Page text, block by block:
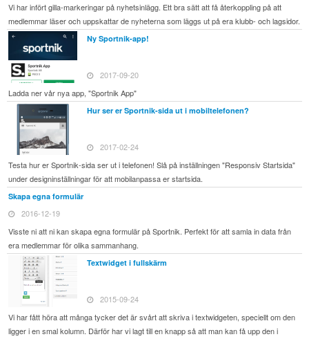
Vi har infört gilla-markeringar på nyhetsinlägg. Ett bra sätt att få återkoppling på att
medlemmar läser och uppskattar de nyheterna som läggs ut på era klubb- och lagsidor.
Ny Sportnik-app!
2017-09-20
Ladda ner vår nya app, "Sportnik App"
Hur ser er Sportnik-sida ut i mobiltelefonen?
2017-02-24
Testa hur er Sportnik-sida ser ut i telefonen! Slå på inställningen "Responsiv Startsida"
under designinställningar för att mobilanpassa er startsida.
Skapa egna formulär
2016-12-19
Visste ni att ni kan skapa egna formulär på Sportnik. Perfekt för att samla in data från
era medlemmar för olika sammanhang.
Textwidget i fullskärm
2015-09-24
Vi har fått höra att många tycker det är svårt att skriva i textwidgeten, speciellt om den
ligger i en smal kolumn. Därför har vi lagt till en knapp så att man kan få upp den i